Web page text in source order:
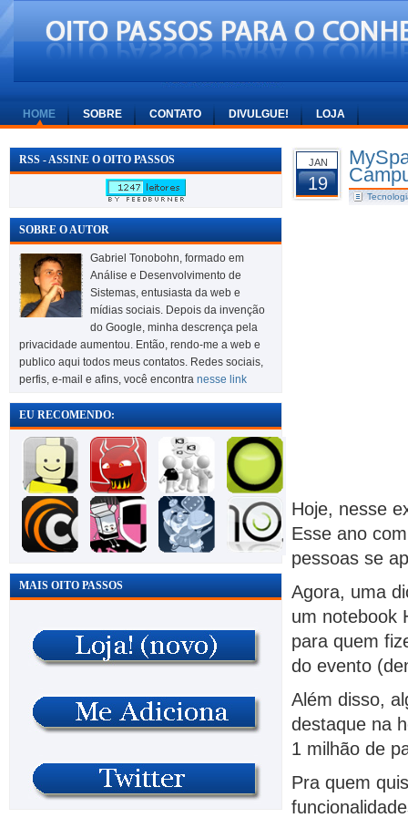
HOME SOBRE CONTATO DIVULGUE! LOJA
RSS - ASSINE O OITO PASSOS
SOBRE O AUTOR
Gabriel Tonobohn, formado em
Análise e Desenvolvimento de
Sistemas, entusiasta da web e
mídias sociais. Depois da invenção
do Google, minha descrença pela
privacidade aumentou. Então, rendo-me a web e
publico aqui todos meus contatos. Redes sociais,
perfis, e-mail e afins, você encontra nesse link
EU RECOMENDO:
MAIS OITO PASSOS
JAN
19
Hoje, nesse
Esse ano
pessoas se
Agora, uma
um notebook
para quem
do evento
Além disso,
destaque na
1 milhão de
Pra quem